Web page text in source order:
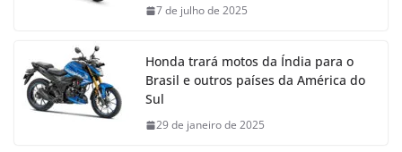
7 de julho de 2025
Honda trará motos da Índia para o
Brasil e outros países da América do
Sul
29 de janeiro de 2025